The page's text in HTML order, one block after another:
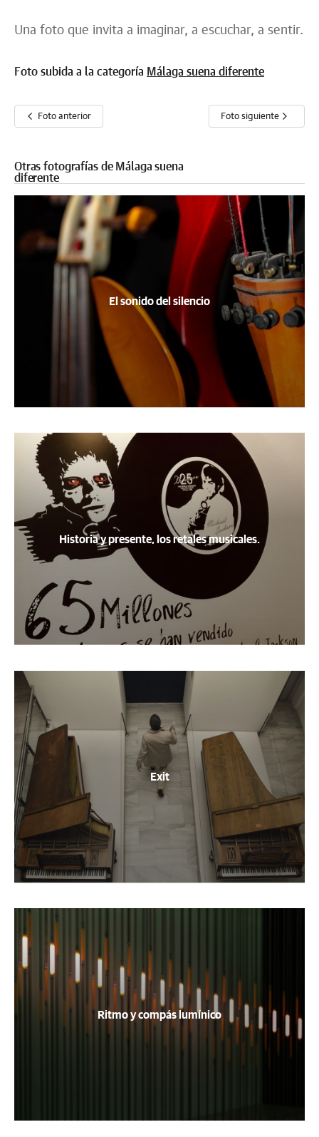
Una foto que invita a imaginar, a escuchar, a sentir.
Foto subida a la categoría Málaga suena diferente
Foto anterior Foto siguiente
Otras fotografías de Málaga suena
diferente
El sonido del silencio
Historia y presente, los retales musicales.
Exit
Ritmo y compás lumínico